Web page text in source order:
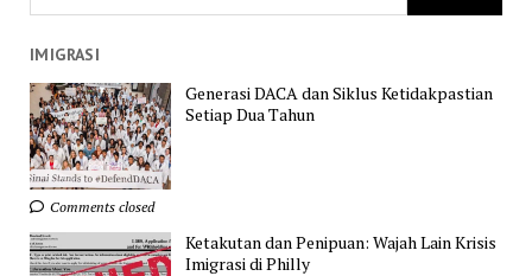
IMIGRASI
Generasi DACA dan Siklus Ketidakpastian
Setiap Dua Tahun
Comments closed
Ketakutan dan Penipuan: Wajah Lain Krisis
Imigrasi di Philly